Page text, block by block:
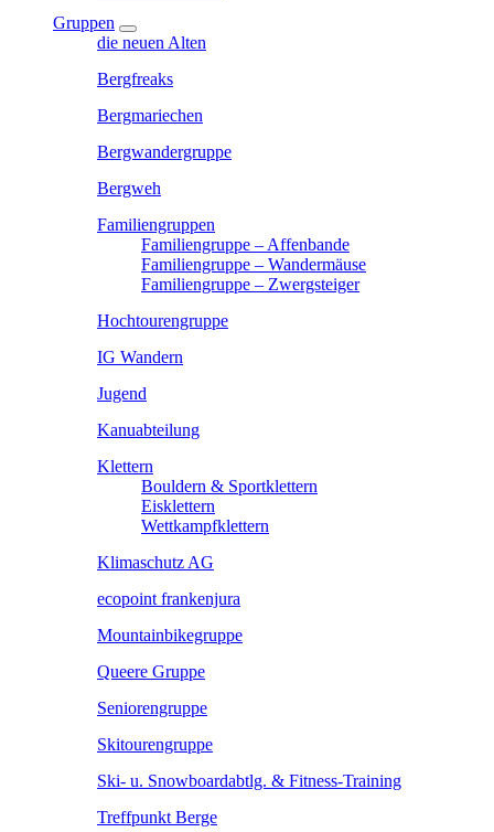
Gruppen
die neuen Alten
Bergfreaks
Bergmariechen
Bergwandergruppe
Bergweh
Familiengruppen
Familiengruppe – Affenbande
Familiengruppe – Wandermäuse
Familiengruppe – Zwergsteiger
Hochtourengruppe
IG Wandern
Jugend
Kanuabteilung
Klettern
Bouldern & Sportklettern
Eisklettern
Wettkampfklettern
Klimaschutz AG
ecopoint frankenjura
Mountainbikegruppe
Queere Gruppe
Seniorengruppe
Skitourengruppe
Ski- u. Snowboardabtlg. & Fitness-Training
Treffpunkt Berge